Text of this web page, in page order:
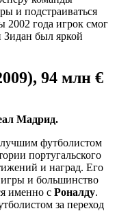
и подстраиваться
2002 года игрок смог
Зидан был яркой
94 млн €
Мадрид.
футболистом
португальского
и наград. Его
и большинство
именно с Роналду.
за переход